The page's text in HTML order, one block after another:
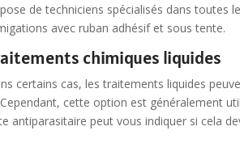
de techniciens spécialisés dans toutes
avec ruban adhésif et sous tente.
chimiques liquides
certains cas, les traitements liquides
cette option est généralement
antiparasitaire peut vous indiquer si cela